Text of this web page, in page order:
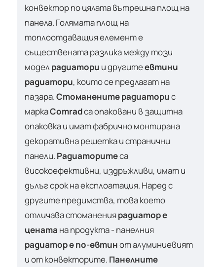
конвектор по цялата вътрешна площ на
панела. Голямата площ на
топлоотдаващия елемент е
съществената разлика между този
моделрадиатори и другитеевтини
радиатори, които се предлагат на
пазара.Стоманените радиаторис
маркаComradса опаковани в защитна
опаковка и имат фабрично монтирана
декоративна решетка и странични
панели. Радиаторитеса
високоефективни, издръжливи, имат и
дълъг срок на експлоатация. Наред с
другите предимства, това което
отличава стоманениярадиатор е
цената на продукта - панелния
радиатор е по-евтинот алуминиевият
и от конвекторите. Панелните